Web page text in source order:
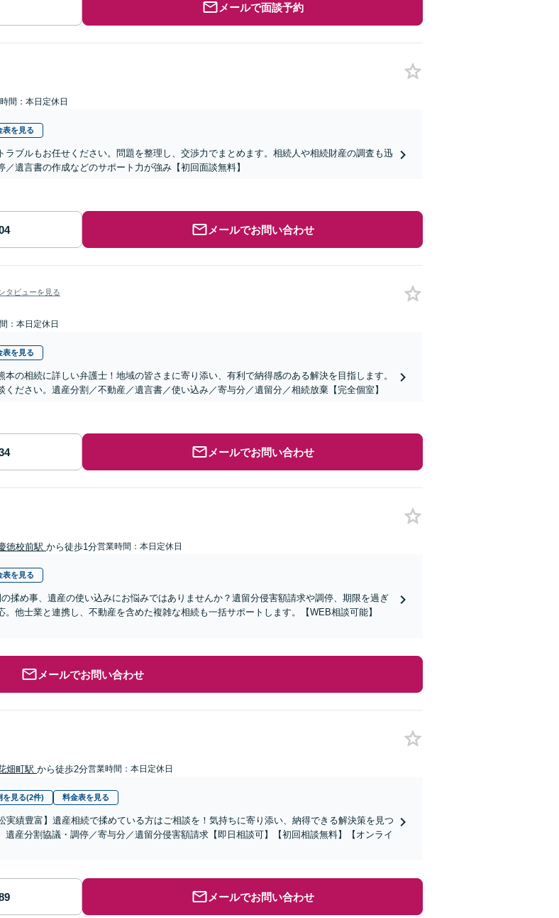
メールで面談予約
間：本日定休日
表を見る
ラブルもお任せください。問題を整理し、交渉力でまとめます。相続人や相続財産の調査も迅
遺言書の作成などのサポート力が強み【初回面談無料】
メールでお問い合わせ
タビューを見る
：本日定休日
表を見る
本の相続に詳しい弁護士！地域の皆さまに寄り添い、有利で納得感のある解決を目指します。
ください。遺産分割／不動産／遺言書／使い込み／寄与分／遺留分／相続放棄【完全個室】
メールでお問い合わせ
徳校前駅 から徒歩1分営業時間：本日定休日
表を見る
の揉め事、遺産の使い込みにお悩みではありませんか？遺留分侵害額請求や調停、期限を過ぎ
。他士業と連携し、不動産を含めた複雑な相続も一括サポートします。【WEB相談可能】
メールでお問い合わせ
畑町駅 から徒歩2分営業時間：本日定休日
を見る(2件) 料金表を見る
実績豊富】遺産相続で揉めている方はご相談を！気持ちに寄り添い、納得できる解決策を見つ
遺産分割協議・調停／寄与分／遺留分侵害額請求【即日相談可】【初回相談無料】【オンライ
メールでお問い合わせ